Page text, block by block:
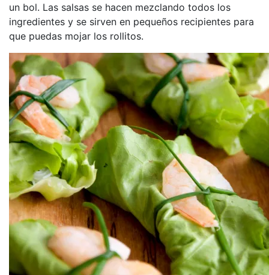
un bol. Las salsas se hacen mezclando todos los
ingredientes y se sirven en pequeños recipientes para
que puedas mojar los rollitos.